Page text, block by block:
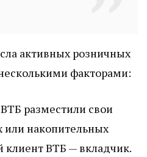
активных розничных
факторами:
разместили свои
или накопительных
клиент ВТБ — вкладчик.